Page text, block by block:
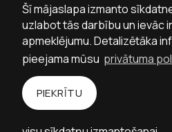
Šī mājaslapa izmanto
uzlabot tās darbību un ievāc
apmeklējumu. Detalizētāka
pieejama mūsu privātuma
PIEKRĪTU
Sestdienās slēgts
Svētdienās slēgts
Sekot MMA
Facebook